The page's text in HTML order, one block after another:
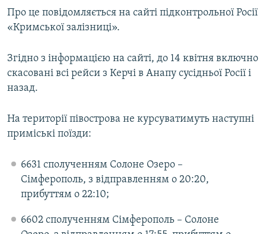
Про це повідомляється на сайті підконтрольної Росії
«Кримської залізниці».
Згідно з інформацією на сайті, до 14 квітня включно
скасовані всі рейси з Керчі в Анапу сусідньої Росії і
назад.
На території півострова не курсуватимуть наступні
приміські поїзди:
6631 сполученням Солоне Озеро –
Сімферополь, з відправленням о 20:20,
прибуттям о 22:10;
6602 сполученням Сімферополь – Солоне